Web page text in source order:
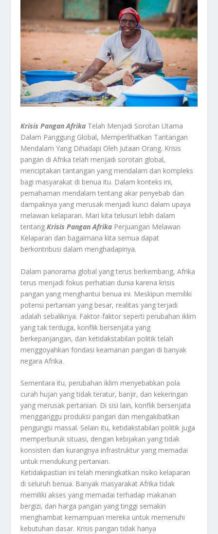
Krisis Pangan Afrika Telah Menjadi Sorotan Utama
Dalam Panggung Global, Memperlihatkan Tantangan
Mendalam Yang Dihadapi Oleh Jutaan Orang. Krisis
pangan di Afrika telah menjadi sorotan global,
menciptakan tantangan yang mendalam dan kompleks
bagi masyarakat di benua itu. Dalam konteks ini,
pemahaman mendalam tentang akar penyebab dan
dampaknya yang merusak menjadi kunci dalam upaya
melawan kelaparan. Mari kita telusuri lebih dalam
tentangKrisis Pangan Afrika Perjuangan Melawan
Kelaparan dan bagaimana kita semua dapat
berkontribusi dalam menghadapinya.
Dalam panorama global yang terus berkembang, Afrika
terus menjadi fokus perhatian dunia karena krisis
pangan yang menghantui benua ini. Meskipun memiliki
potensi pertanian yang besar, realitas yang terjadi
adalah sebaliknya. Faktor-faktor seperti perubahan iklim
yang tak terduga, konflik bersenjata yang
berkepanjangan, dan ketidakstabilan politik telah
menggoyahkan fondasi keamanan pangan di banyak
negara Afrika.
Sementara itu, perubahan iklim menyebabkan pola
curah hujan yang tidak teratur, banjir, dan kekeringan
yang merusak pertanian. Di sisi lain, konflik bersenjata
mengganggu produksi pangan dan mengakibatkan
pengungsi massal. Selain itu, ketidakstabilan politik juga
memperburuk situasi, dengan kebijakan yang tidak
konsisten dan kurangnya infrastruktur yang memadai
untuk mendukung pertanian.
Ketidakpastian ini telah meningkatkan risiko kelaparan
di seluruh benua. Banyak masyarakat Afrika tidak
memiliki akses yang memadai terhadap makanan
bergizi, dan harga pangan yang tinggi semakin
menghambat kemampuan mereka untuk memenuhi
kebutuhan dasar. Krisis pangan tidak hanya